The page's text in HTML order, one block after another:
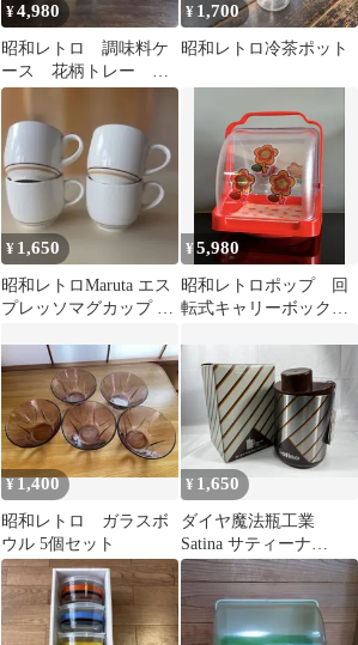
¥4,980
昭和レトロ 調味料ケ
ース 花柄トレー セ
ット
¥ 1,700
昭和レトロ冷茶ポット
¥ 1,650
昭和レトロMaruta エス
プレッソマグカップ 4
¥5,980
昭和レトロポップ 回
転式キャリーボック
ー フードケース レ
¥1,400
昭和レトロ ガラスボ
ウル 5個セット
¥ 1,650
ダイヤ魔法瓶工業
Satina サティーナ
CARRY JUMBO CSA-
403 4ℓ 魔法瓶 ポッ
ト 保冷容器 飲み
物 夏 昭和レトロ